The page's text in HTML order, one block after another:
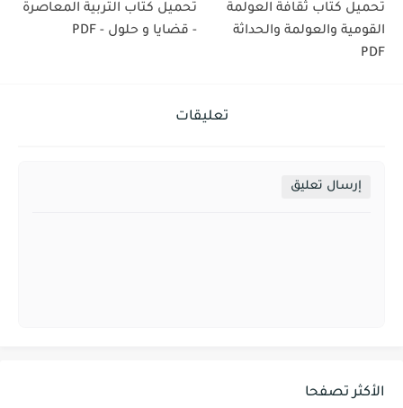
تحميل كتاب ثقافة العولمة
القومية والعولمة والحداثة
PDF
تحميل كتاب التربية المعاصرة
- قضايا و حلول - PDF
تعليقات
إرسال تعليق
الأكثر تصفحا